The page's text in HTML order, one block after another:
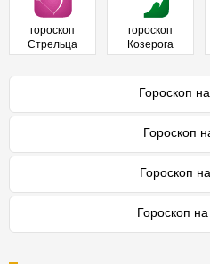
гороскоп
Стрельца
гороскоп
Козерога
Гороскоп
Гороскоп
Гороскоп
Гороскоп